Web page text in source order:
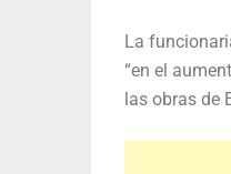
La
“en el
las obras de